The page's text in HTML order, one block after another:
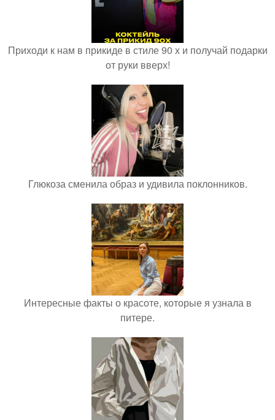
Приходи к нам в прикиде в стиле 90 х и получай подарки
от руки вверх!
Глюкоза сменила образ и удивила поклонников.
Интересные факты о красоте, которые я узнала в
питере.